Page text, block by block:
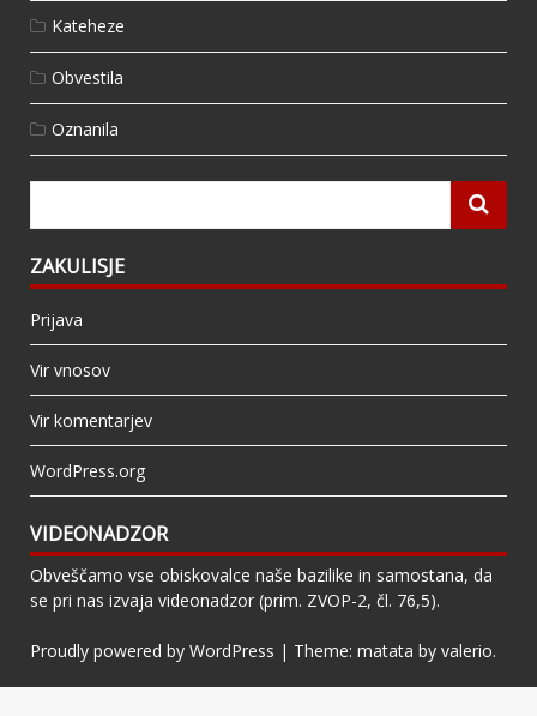
Kateheze
Obvestila
Oznanila
ZAKULISJE
Prijava
Vir vnosov
Vir komentarjev
WordPress.org
VIDEONADZOR
Obveščamo vse obiskovalce naše bazilike in samostana, da
se pri nas izvaja videonadzor (prim. ZVOP-2, čl. 76,5).
Proudly powered by WordPress | Theme: matata by valerio.